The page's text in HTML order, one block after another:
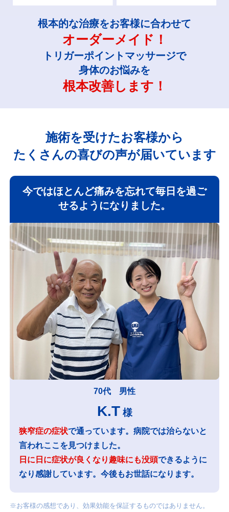
根本的な治療をお客様に合わせて
オーダーメイド！
トリガーポイントマッサージで
身体のお悩みを
根本改善します！
施術を受けたお客様から
たくさんの喜びの声が届いています
今ではほとんど痛みを忘れて毎日を過ご
せるようになりました。
70代 男性
K.T 様
狭窄症の症状で通っています。病院では治らないと
言われここを見つけました。
日に日に症状が良くなり趣味にも没頭できるように
なり感謝しています。今後もお世話になります。
※お客様の感想であり、効果効能を保証するものではありません。